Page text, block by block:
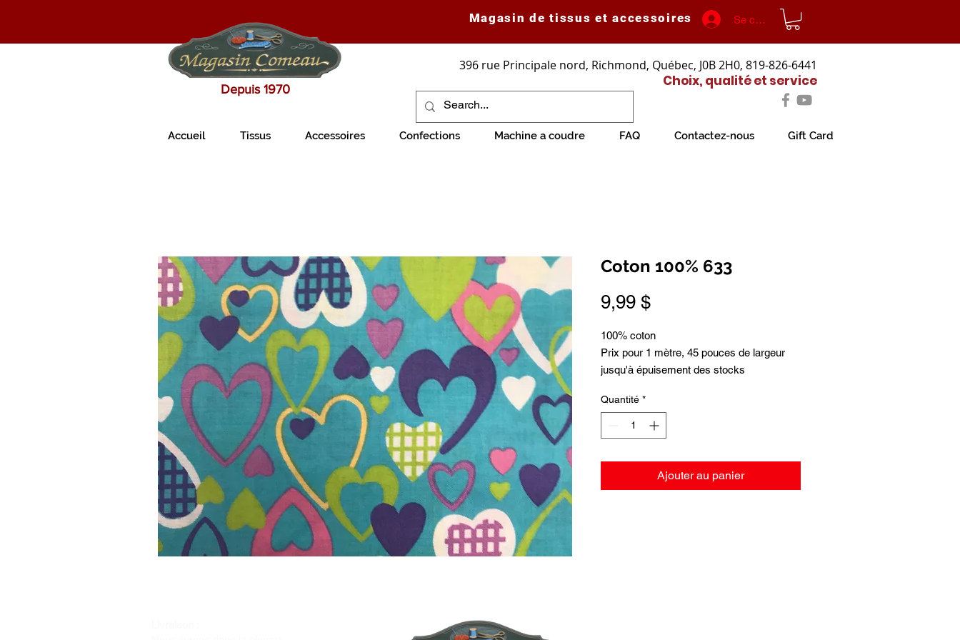
Magasin de tissus et accessoires Se connecter
396 rue Principale nord, Richmond, Québec, J0B 2H0, 819-826-6441
Choix, qualité et service
Depuis 1970
Accueil Tissus Accessoires Confections Machine a coudre FAQ Contactez-nous Gift Card
Coton 100% 633
9,99 $Prix
100% coton
Prix pour 1 mètre, 45 pouces de largeur
jusqu'à épuisement des stocks
Quantité *
Ajouter au panier